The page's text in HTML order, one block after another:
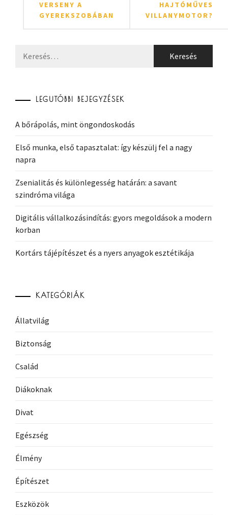
VERSENY A
GYEREKSZOBÁBAN
HAJTÓMŰVES
VILLANYMOTOR?
LEGUTÓBBI BEJEGYZÉSEK
A bőrápolás, mint öngondoskodás
Első munka, első tapasztalat: így készülj fel a nagy
napra
Zsenialitás és különlegesség határán: a savant
szindróma világa
Digitális vállalkozásindítás: gyors megoldások a modern
korban
Kortárs tájépítészet és a nyers anyagok esztétikája
KATEGÓRIÁK
Állatvilág
Biztonság
Család
Diákoknak
Divat
Egészség
Élmény
Építészet
Eszközök